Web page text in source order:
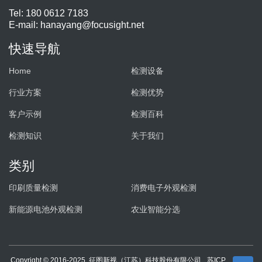
Tel: 180 0612 7183
E-mail: hanayang@focusight.net
快速导航
Home 检测设备
行业方案 检测优势
客户示例 检测百科
检测知识 关于我们
类别
印刷质量检测 消费电子外观检测
新能源电池外观检测 农业智能分选
Copyright © 2016-2025. 征图新视（江苏）科技股份有限公司 苏ICP